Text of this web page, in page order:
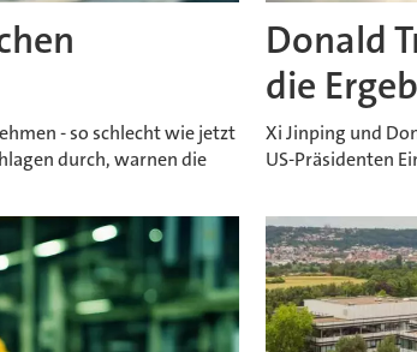
- so schlecht wie jetzt
durch, warnen die
Donald
die
Xi Jinping und
US-Präsidenten